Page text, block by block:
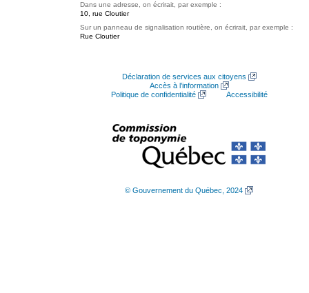
Dans une adresse, on écrirait, par exemple :
10, rue Cloutier
Sur un panneau de signalisation routière, on écrirait, par exemple :
Rue Cloutier
Déclaration de services aux citoyens
Accès à l’information
Politique de confidentialité
Accessibilité
© Gouvernement du Québec, 2024